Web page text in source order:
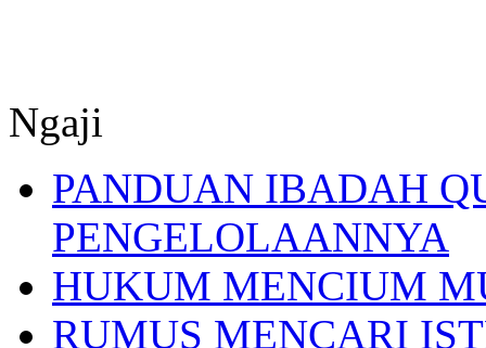
Ngaji
PANDUAN IBADAH
PENGELOLAANNYA
HUKUM MENCIUM
RUMUS MENCARI